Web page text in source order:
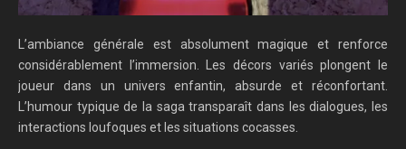
L’ambiance générale est absolument magique et renforce
considérablement l’immersion. Les décors variés plongent le
joueur dans un univers enfantin, absurde et réconfortant.
L’humour typique de la saga transparaît dans les dialogues, les
interactions loufoques et les situations cocasses.